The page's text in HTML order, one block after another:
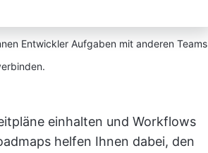
Entwickler Aufgaben mit anderen Teams
einhalten und Workflows
helfen Ihnen dabei, den